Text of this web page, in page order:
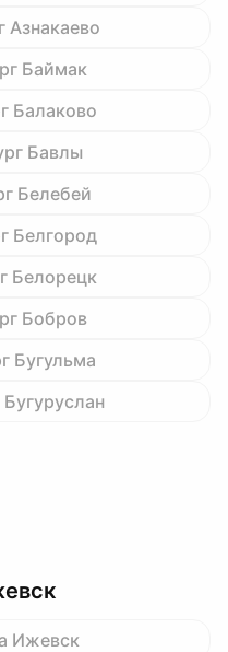
Азнакаево
Баймак
Балаково
Бавлы
Белебей
Белгород
Белорецк
Бобров
Бугульма
Ижевск